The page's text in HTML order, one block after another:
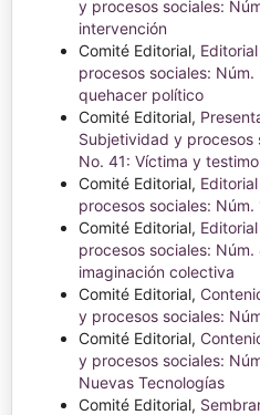
y procesos sociales:
intervención
Comité Editorial, Editorial
procesos sociales:
quehacer político
Comité Editorial,
Subjetividad y procesos
No. 41: Víctima y
Comité Editorial, Editorial
procesos sociales:
Comité Editorial, Editorial
procesos sociales:
imaginación colectiva
Comité Editorial,
y procesos sociales:
Comité Editorial,
y procesos sociales:
Nuevas Tecnologías
Comité Editorial,